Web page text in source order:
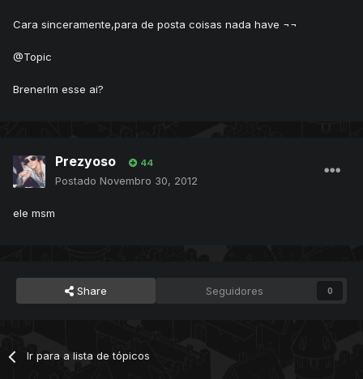
Cara sinceramente,para de posta coisas nada have ¬¬
@Topic
Brenerlm esse ai?
Prezyoso 44
Postado Novembro 30, 2012
ele msm
Share Seguidores 0
Ir para a lista de tópicos